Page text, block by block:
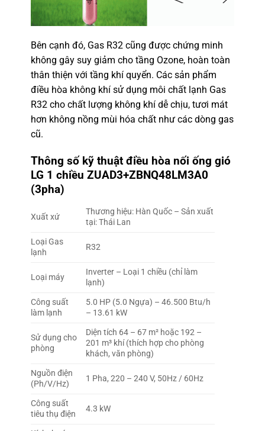
Bên cạnh đó, Gas R32cũng được chứng minh
không gây suy giảm cho tầng Ozone, hoàn toàn
thân thiện với tầng khí quyển. Các sản phẩm
điều hòa không khí sử dụng môi chất lạnh Gas
R32 cho chất lượng không khí dễ chịu, tươi mát
hơn không nồng mùi hóa chất như các dòng gas
cũ.
Thông số kỹ thuật điều hòa nối ống gió
LG 1 chiều ZUAD3+ZBNQ48LM3A0
(3pha)
Xuất xứ
Thương hiệu: Hàn Quốc – Sản xuất
tại: Thái Lan
Loại Gas
lạnh
R32
Loại máy
Inverter – Loại 1 chiều (chỉ làm
lạnh)
Công suất
làm lạnh
5.0 HP (5.0 Ngựa) – 46.500 Btu/h
– 13.61 kW
Sử dụng cho
phòng
Diện tích 64 – 67 m² hoặc 192 –
201 m³ khí (thích hợp cho phòng
khách, văn phòng)
Nguồn điện
(Ph/V/Hz)
1 Pha, 220 – 240 V, 50Hz / 60Hz
Công suất
tiêu thụ điện
4.3 kW